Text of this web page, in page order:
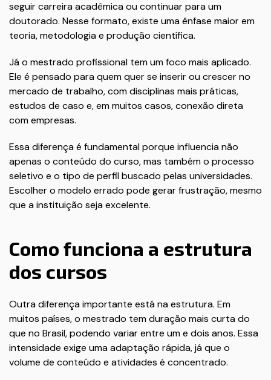
seguir carreira acadêmica ou continuar para um
doutorado. Nesse formato, existe uma ênfase maior em
teoria, metodologia e produção científica.
Já o mestrado profissional tem um foco mais aplicado.
Ele é pensado para quem quer se inserir ou crescer no
mercado de trabalho, com disciplinas mais práticas,
estudos de caso e, em muitos casos, conexão direta
com empresas.
Essa diferença é fundamental porque influencia não
apenas o conteúdo do curso, mas também o processo
seletivo e o tipo de perfil buscado pelas universidades.
Escolher o modelo errado pode gerar frustração, mesmo
que a instituição seja excelente.
Como funciona a estrutura
dos cursos
Outra diferença importante está na estrutura. Em
muitos países, o mestrado tem duração mais curta do
que no Brasil, podendo variar entre um e dois anos. Essa
intensidade exige uma adaptação rápida, já que o
volume de conteúdo e atividades é concentrado.